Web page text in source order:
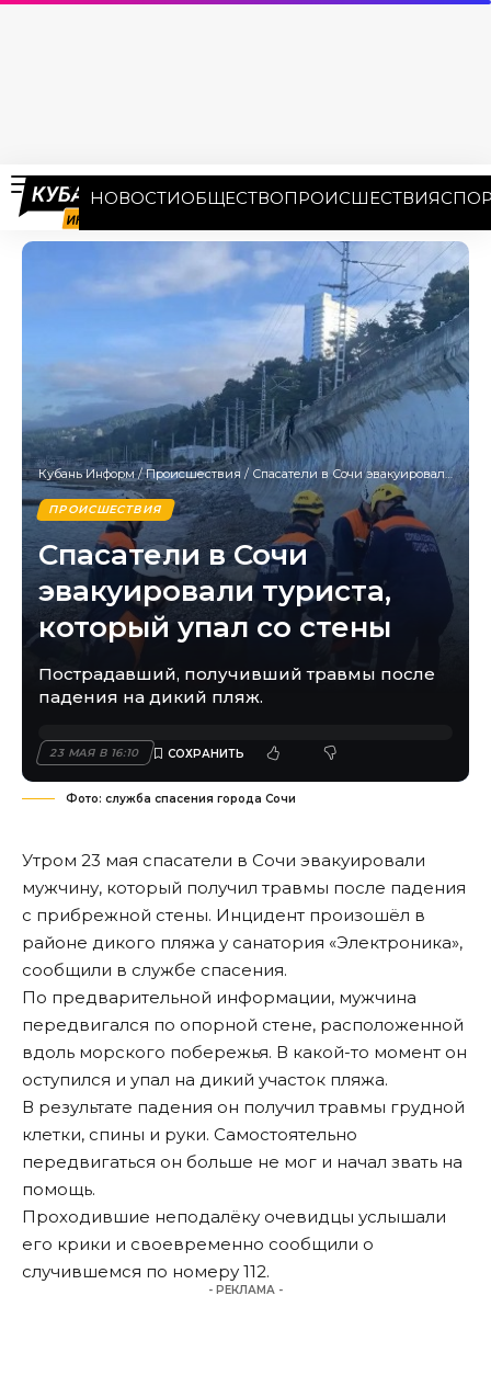
НОВОСТИОБЩЕСТВОПРОИСШЕСТВИЯ
Кубань Информ/Происшествия / Спасатели в Сочи эвакуировали туриста, который упал со стены
ПРОИСШЕСТВИЯ
Спасатели в Сочи
эвакуировали туриста,
который упал со стены
Пострадавший, получивший травмы после
падения на дикий пляж.
23 МАЯ В 16:10
Фото: служба спасения города Сочи
Утром 23 мая спасатели в Сочи эвакуировали
мужчину, который получил травмы после падения
с прибрежной стены. Инцидент произошёл в
районе дикого пляжа у санатория «Электроника»,
сообщили в службе спасения.
По предварительной информации, мужчина
передвигался по опорной стене, расположенной
вдоль морского побережья. В какой-то момент он
оступился и упал на дикий участок пляжа.
В результате падения он получил травмы грудной
клетки, спины и руки. Самостоятельно
передвигаться он больше не мог и начал звать на
помощь.
Проходившие неподалёку очевидцы услышали
его крики и своевременно сообщили о
случившемся по номеру 112.
- РЕКЛАМА -